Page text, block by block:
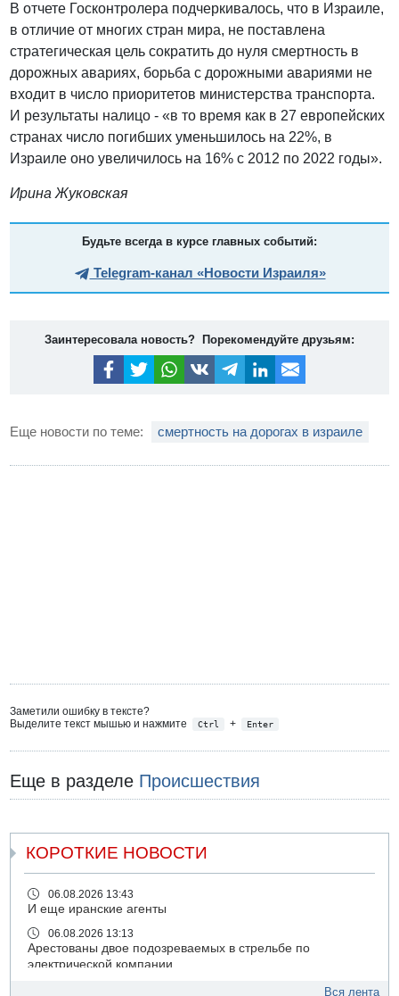
В отчете Госконтролера подчеркивалось, что в Израиле,
в отличие от многих стран мира, не поставлена
стратегическая цель сократить до нуля смертность в
дорожных авариях, борьба с дорожными авариями не
входит в число приоритетов министерства транспорта.
И результаты налицо - «в то время как в 27 европейских
странах число погибших уменьшилось на 22%, в
Израиле оно увеличилось на 16% с 2012 по 2022 годы».
Ирина Жуковская
Будьте всегда в курсе главных событий:
Telegram-канал «Новости Израиля»
Заинтересовала новость? Порекомендуйте друзьям:
Еще новости по теме: смертность на дорогах в израиле
Заметили ошибку в тексте?
Выделите текст мышью и нажмите
Ctrl + Enter
Еще в разделе Происшествия
КОРОТКИЕ НОВОСТИ
06.08.2026 13:43
И еще иранские агенты
06.08.2026 13:13
Арестованы двое подозреваемых в стрельбе по
электрической компании
Вся лента